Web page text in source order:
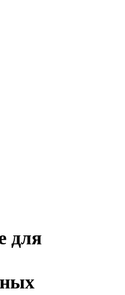
для